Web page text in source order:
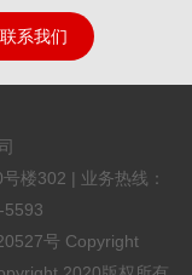
联系我们
楼302 | 业务热线：
号 Copyright